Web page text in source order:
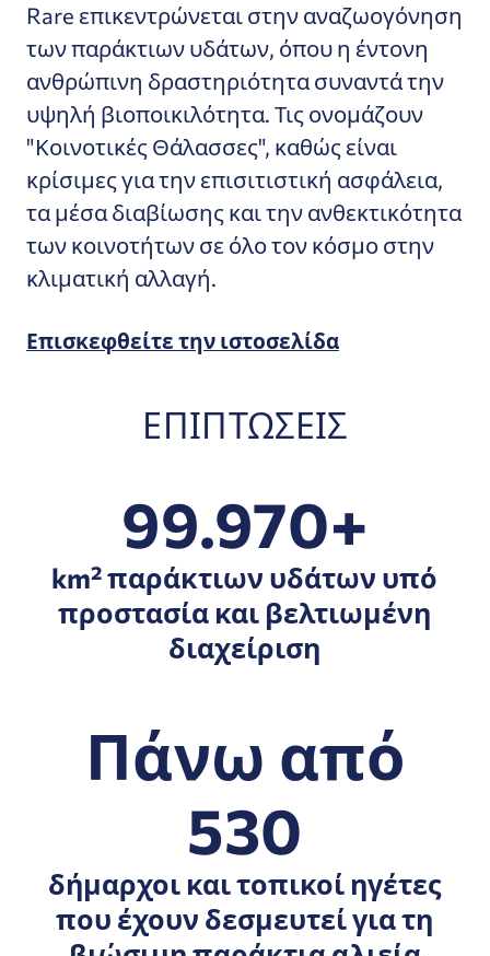
Rare επικεντρώνεται στην αναζωογόνηση
των παράκτιων υδάτων, όπου η έντονη
ανθρώπινη δραστηριότητα συναντά την
υψηλή βιοποικιλότητα. Τις ονομάζουν
"Κοινοτικές Θάλασσες", καθώς είναι
κρίσιμες για την επισιτιστική ασφάλεια,
τα μέσα διαβίωσης και την ανθεκτικότητα
των κοινοτήτων σε όλο τον κόσμο στην
κλιματική αλλαγή.
Επισκεφθείτε την ιστοσελίδα
ΕΠΙΠΤΏΣΕΙΣ
99.970+
km² παράκτιων υδάτων υπό
προστασία και βελτιωμένη
διαχείριση
Πάνω από
530
δήμαρχοι και τοπικοί ηγέτες
που έχουν δεσμευτεί για τη